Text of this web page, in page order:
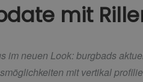
mit
im neuen Look: burgbads
mit vertikal